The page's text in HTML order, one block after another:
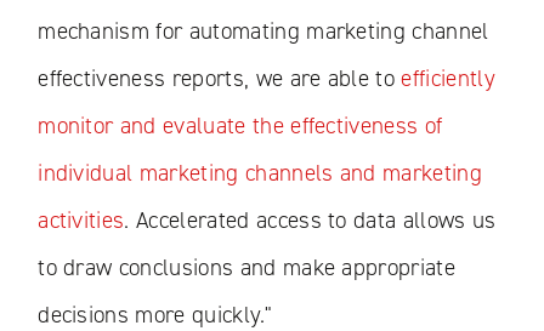
mechanism for automating marketing channel
effectiveness reports, we are able toefficiently
monitor and evaluate the effectiveness of
individual marketing channels and marketing
activities. Accelerated access to data allows us
to draw conclusions and make appropriate
decisions more quickly."